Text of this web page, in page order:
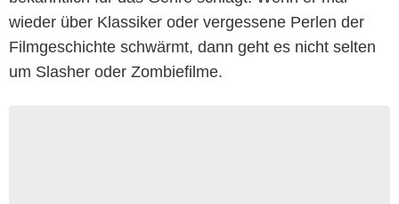
wieder über Klassiker oder vergessene Perlen der
Filmgeschichte schwärmt, dann geht es nicht selten
um Slasher oder Zombiefilme.